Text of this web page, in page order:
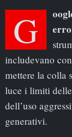
Google ha ammesso giovedì una serie di
includevano
mettere la colla
luce i limiti
dell’uso
generativi.